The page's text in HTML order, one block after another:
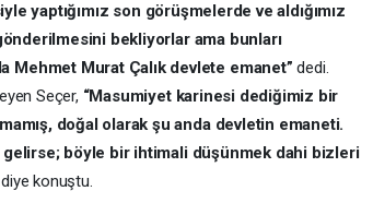
yaptığımız son görüşmelerde ve aldığımız
bekliyorlar ama bunları
Mehmet Murat Çalık devlete emanet”dedi.
Seçer, “Masumiyet karinesi dediğimiz bir
doğal olarak şu anda devletin emaneti.
gelirse; böyle bir ihtimali düşünmek dahi bizleri
diye konuştu.